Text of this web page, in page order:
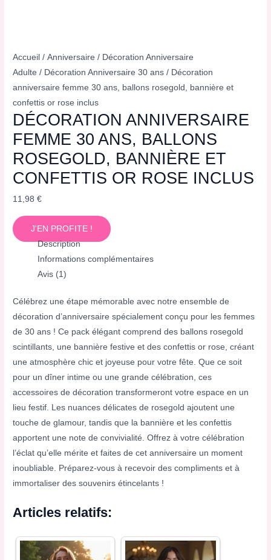
Accueil /Anniversaire / Décoration Anniversaire
Adulte / Décoration Anniversaire 30 ans / Décoration
anniversaire femme 30 ans, ballons rosegold, bannière et
confettis or rose inclus
DÉCORATION ANNIVERSAIRE
FEMME 30 ANS, BALLONS
ROSEGOLD, BANNIÈRE ET
CONFETTIS OR ROSE INCLUS
11,98€
J'EN PROFITE !
Description
Informations complémentaires
Avis (1)
Célébrez une étape mémorable avec notre ensemble de
décoration d’anniversaire spécialement conçu pour les femmes
de 30 ans ! Ce pack élégant comprend des ballons rosegold
scintillants, une bannière festive et des confettis or rose, créant
une atmosphère chic et joyeuse pour votre fête. Que ce soit
pour un dîner intime ou une grande célébration, ces
accessoires de décoration transformeront votre espace en un
lieu festif. Les nuances délicates de rosegold ajoutent une
touche de glamour, tandis que la bannière et les confettis
apportent une note de convivialité. Offrez à votre célébration
l’éclat qu’elle mérite et faites de cet anniversaire un moment
inoubliable. Préparez-vous à recevoir des compliments et à
immortaliser des souvenirs étincelants !
Articles relatifs: